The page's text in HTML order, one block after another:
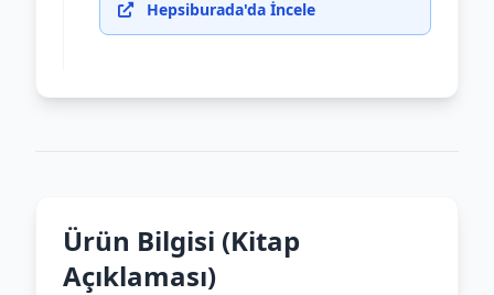
Hepsiburada'da İncele
Ürün Bilgisi (Kitap
Açıklaması)